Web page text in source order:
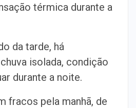
térmica durante a
da tarde, há
isolada, condição
durante a noite.
fracos pela manhã, de